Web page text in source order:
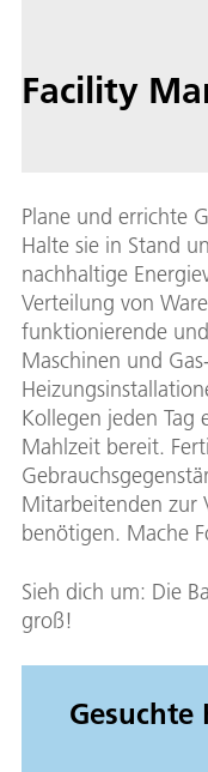
Facility
Plane und errichte
Halte sie in Stand
nachhaltige
Verteilung von
funktionierende
Maschinen und
Kollegen jeden
Mahlzeit bereit.
Mitarbeitenden zur
benötigen. Mache
Sieh dich um: Die
groß!
Gesuchte